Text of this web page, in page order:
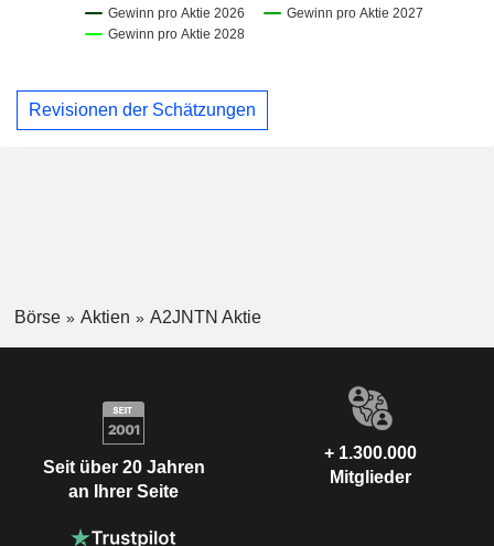
Revisionen der Schätzungen
Börse Aktien A2JNTN Aktie
Seit über 20 Jahren
an Ihrer Seite
+ 1.300.000
Mitglieder